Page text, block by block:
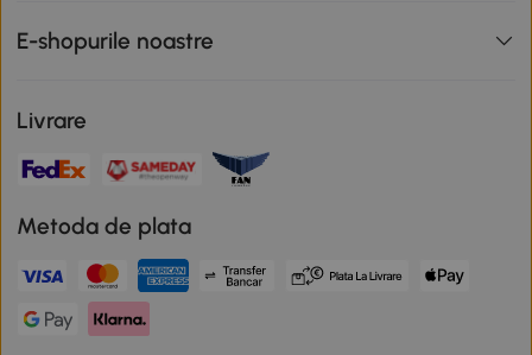
E-shopurile noastre
Livrare
Metoda de plata